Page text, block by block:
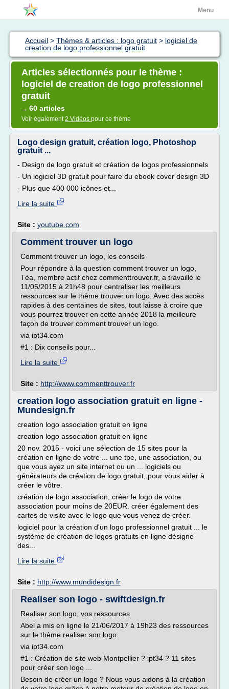
Menu
Accueil > Thèmes & articles : logo gratuit > logiciel de
creation de logo professionnel gratuit
Articles sélectionnés pour le thème :
logiciel de creation de logo professionnel
gratuit
→ 60 articles
Voir également2 Vidéos pour ce thème
Logo design gratuit, création logo, Photoshop
gratuit ...
- Design de logo gratuit et création de logos professionnels
- Un logiciel 3D gratuit pour faire du ebook cover design 3D
- Plus que 400 000 icônes et...
Lire la suite
Site : youtube.com
Comment trouver un logo
Comment trouver un logo, les conseils
Pour répondre à la question comment trouver un logo,
Téa, membre actif chez commenttrouver.fr, a travaillé le
11/05/2015 à 21h48 pour centraliser les meilleurs
ressources sur le thème trouver un logo. Avec des accès
rapides à des centaines de sites, tout laisse à croire que
vous pourrez trouver en cette année 2018 la meilleure
façon de trouver comment trouver un logo.
via ipt34.com
#1 : Dix conseils pour...
Lire la suite
Site : http://www.commenttrouver.fr
creation logo association gratuit en ligne -
Mundesign.fr
creation logo association gratuit en ligne
creation logo association gratuit en ligne
20 nov. 2015 - voici une sélection de 15 sites pour la
création en ligne de votre ... une tpe, une association, ou
que vous ayez un site internet ou un ... logiciels ou
générateurs de création de logo gratuit, pour vous aider à
créer le vôtre.
création de logo association, créer le logo de votre
association pour moins de 20EUR. créer également des
cartes de visite avec le logo que vous venez de créer.
logiciel pour la création d'un logo professionnel gratuit ... le
système de création de logos gratuits en ligne désigne
des...
Lire la suite
Site : http://www.mundidesign.fr
Realiser son logo - swiftdesign.fr
Realiser son logo, vos ressources
Abel a mis en ligne le 21/06/2017 à 19h23 des ressources
sur le thème realiser son logo.
via ipt34.com
#1 : Création de site web Montpellier ? ipt34 ? 11 sites
pour créer son logo ...
Besoin de créer un logo ? Nous vous aidons à la création